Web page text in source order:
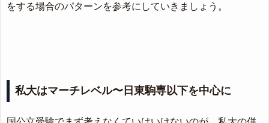
をする場合のパターンを参考にしていきましょう。
私大はマーチレベル〜日東駒専以下を中心に